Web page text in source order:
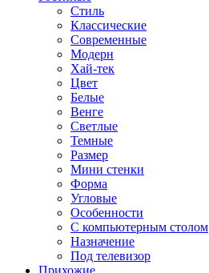
Стиль
Классические
Современные
Модерн
Хай-тек
Цвет
Белые
Венге
Светлые
Темные
Размер
Мини стенки
Форма
Угловые
Особенности
С компьютерным столом
Назначение
Под телевизор
Прихожие